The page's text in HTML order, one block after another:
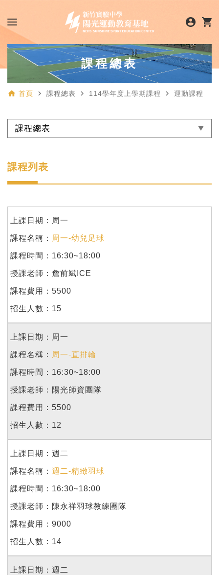
account_circle shopping_cart
課程總表
home 首頁 navigate_next 課程總表 navigate_next 114學年度上學期課程 navigate_next 運動課程
課程總表
課程列表
周一
周一-幼兒足球
16:30~18:00
詹前斌ICE
5500
15
周一
周一-直排輪
16:30~18:00
陽光師資團隊
5500
12
週二
週二-精緻羽球
16:30~18:00
陳永祥羽球教練團隊
9000
14
週二